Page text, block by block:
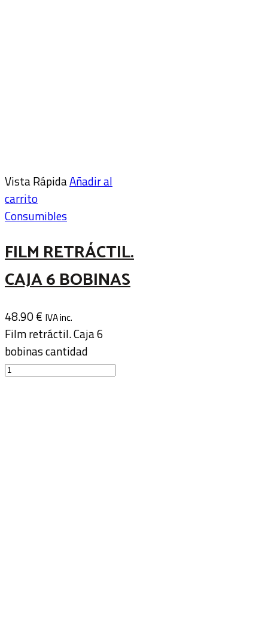
Vista RápidaAñadir al
carrito
Consumibles
FILM RETRÁCTIL.
CAJA 6 BOBINAS
48.90€ IVA inc.
Film retráctil. Caja 6
bobinas cantidad